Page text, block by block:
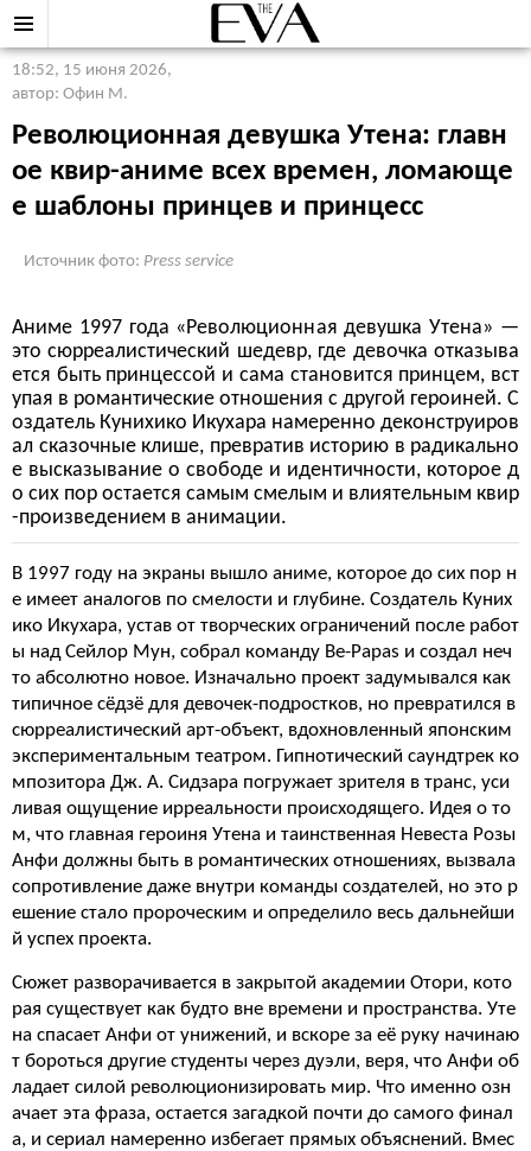
18:52, 15 июня 2026,
автор: Офин М.
Революционная девушка Утена: главн
ое квир-аниме всех времен, ломающе
е шаблоны принцев и принцесс
Источник фото: Press service
Аниме 1997 года «Революционная девушка Утена» —
это сюрреалистический шедевр, где девочка отказыва
ется быть принцессой и сама становится принцем, вст
упая в романтические отношения с другой героиней. С
оздатель Кунихико Икухара намеренно деконструиров
ал сказочные клише, превратив историю в радикально
е высказывание о свободе и идентичности, которое д
о сих пор остается самым смелым и влиятельным квир
-произведением в анимации.
В 1997 году на экраны вышло аниме, которое до сих пор н
е имеет аналогов по смелости и глубине. Создатель Куних
ико Икухара, устав от творческих ограничений после работ
ы над Сейлор Мун, собрал команду Be-Papas и создал неч
то абсолютно новое. Изначально проект задумывался как
типичное сёдзё для девочек-подростков, но превратился в
сюрреалистический арт-объект, вдохновленный японским
экспериментальным театром. Гипнотический саундтрек ко
мпозитора Дж. А. Сидзара погружает зрителя в транс, уси
ливая ощущение ирреальности происходящего. Идея о то
м, что главная героиня Утена и таинственная Невеста Розы
Анфи должны быть в романтических отношениях, вызвала
сопротивление даже внутри команды создателей, но это р
ешение стало пророческим и определило весь дальнейши
й успех проекта.
Сюжет разворачивается в закрытой академии Отори, кото
рая существует как будто вне времени и пространства. Уте
на спасает Анфи от унижений, и вскоре за её руку начинаю
т бороться другие студенты через дуэли, веря, что Анфи об
ладает силой революционизировать мир. Что именно озн
ачает эта фраза, остается загадкой почти до самого финал
а, и сериал намеренно избегает прямых объяснений. Вмес